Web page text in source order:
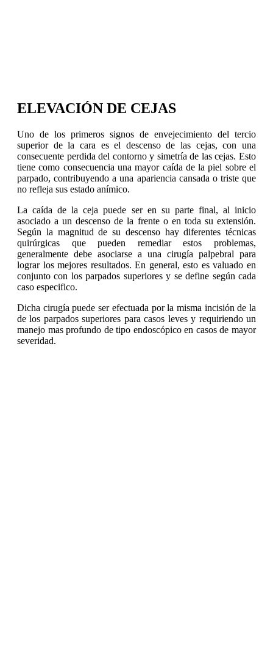
ELEVACIÓN DE CEJAS
Uno de los primeros signos de envejecimiento del tercio
superior de la cara es el descenso de las cejas, con una
consecuente perdida del contorno y simetría de las cejas. Esto
tiene como consecuencia una mayor caída de la piel sobre el
parpado, contribuyendo a una apariencia cansada o triste que
no refleja sus estado anímico.
La caída de la ceja puede ser en su parte final, al inicio
asociado a un descenso de la frente o en toda su extensión.
Según la magnitud de su descenso hay diferentes técnicas
quirúrgicas que pueden remediar estos problemas,
generalmente debe asociarse a una cirugía palpebral para
lograr los mejores resultados. En general, esto es valuado en
conjunto con los parpados superiores y se define según cada
caso especifico.
Dicha cirugía puede ser efectuada por la misma incisión de la
de los parpados superiores para casos leves y requiriendo un
manejo mas profundo de tipo endoscópico en casos de mayor
severidad.